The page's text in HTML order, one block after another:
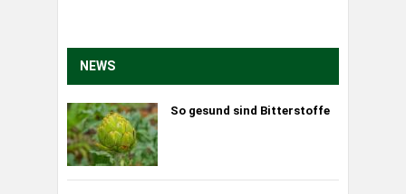
NEWS
So gesund sind Bitterstoffe